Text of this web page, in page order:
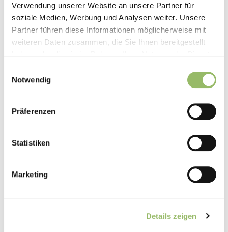
Verwendung unserer Website an unsere Partner für
soziale Medien, Werbung und Analysen weiter. Unsere
Partner führen diese Informationen möglicherweise mit
weiteren Daten zusammen, die Sie Ihnen bereitgestellt
Notwendig
Präferenzen
Statistiken
Marketing
Details zeigen
Hotel im Harz mit Halbpension Plus buchen